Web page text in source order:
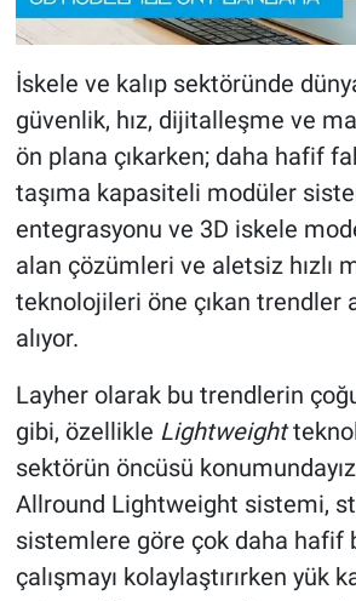
İskele ve kalıp sektöründe
güvenlik, hız, dijitalleşme ve
ön plana çıkarken; daha hafif
taşıma kapasiteli modüler
entegrasyonu ve 3D iskele
alan çözümleri ve aletsiz hızlı
teknolojileri öne çıkan trendler
alıyor.
Layher olarak bu trendlerin
gibi, özellikle Lightweight
sektörün öncüsü
Allround Lightweight sistemi,
sistemlere göre çok daha hafif
çalışmayı kolaylaştırırken yük